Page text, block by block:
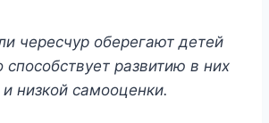
чересчур оберегают детей
способствует развитию в них
низкой самооценки.